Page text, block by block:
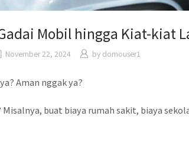
Mobil hingga Kiat-kiat
November 22, 2024 by domouser1
Aman nggak ya?
buat biaya rumah sakit, biaya